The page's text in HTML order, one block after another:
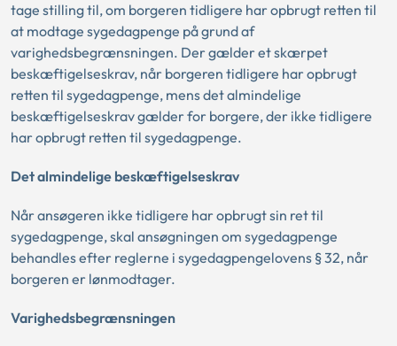
tage stilling til, om borgeren tidligere har opbrugt retten til
at modtage sygedagpenge på grund af
varighedsbegrænsningen. Der gælder et skærpet
beskæftigelseskrav, når borgeren tidligere har opbrugt
retten til sygedagpenge, mens det almindelige
beskæftigelseskrav gælder for borgere, der ikke tidligere
har opbrugt retten til sygedagpenge.
Det almindelige beskæftigelseskrav
Når ansøgeren ikke tidligere har opbrugt sin ret til
sygedagpenge, skal ansøgningen om sygedagpenge
behandles efter reglerne i sygedagpengelovens § 32, når
borgeren er lønmodtager.
Varighedsbegrænsningen